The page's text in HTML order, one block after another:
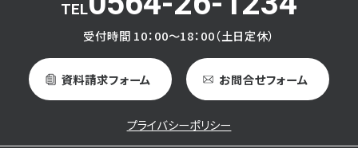
受付時間 10：00～18：00（土日定休）
資料請求フォーム お問合せフォーム
プライバシーポリシー